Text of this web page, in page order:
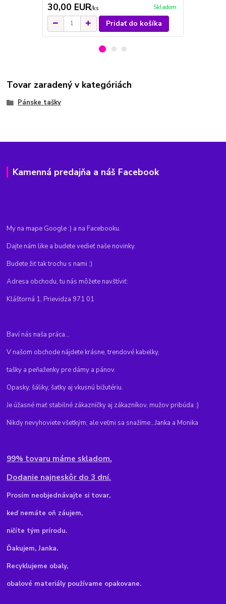
30,00 EUR/ks Skladom
Pridať do košíka
Tovar zaradený v kategóriách
Pánske tašky
Kamenná predajňa a náš Facebook
My na mape Google :) a na Facebooku.
Dajte nám like a budete vedieť naše novinky.
Budete žiť tak trochu s nami :)
Adresa obchodu, tu nás môžete navštíviť:
Kláštorná 1, Prievidza 971 01
Baví nás naša práca...
V našom obchode nájdete krásne, trendové kabelky,
tašky a peňaženky pre dámy a pánov.
Opasky, šáliky, šatky aj vkusnú bižutériu.
Je úžasné mať stabilné zákazníčky aj zákazníkov, mužov pribúda :)
Nikdy nevyhoviete všetkým, ale veľmi sa snažíme...Janka a Monika
99% tovaru máme skladom.
Dodanie najneskôr do 3 dní.
Prosím neobjednávajte si tovar,
keď nemáte oň záujem,
ničíte tým prírodu.
Ďakujem, Janka.
Recyklujeme obaly,
obalové materiály používame opakovane.